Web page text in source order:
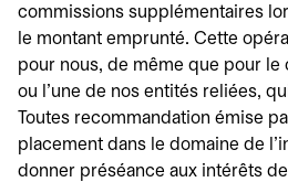
commissions supplémentaires
le montant emprunté. Cette
pour nous, de même que pour
ou l'une de nos entités reliées,
Toutes recommandation émise
placement dans le domaine de
donner préséance aux intérêts